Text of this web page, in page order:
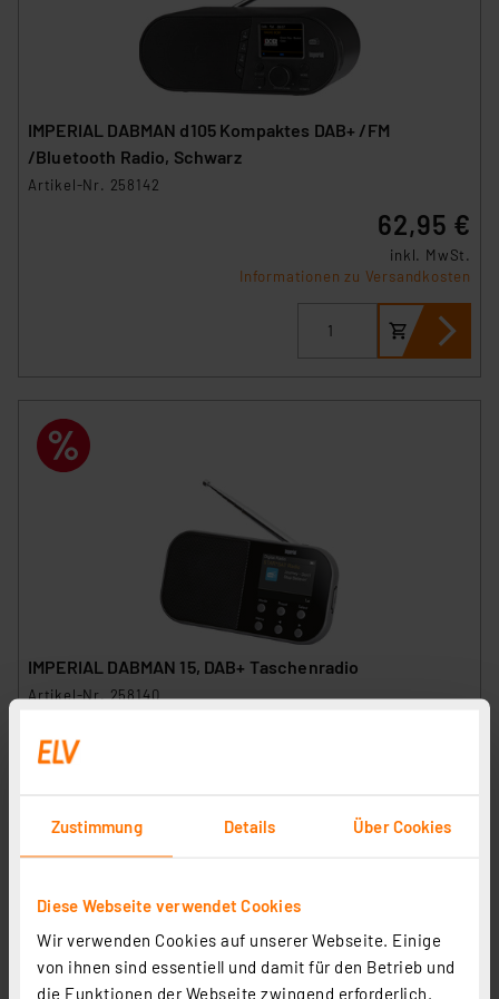
Zustimmung Details Über Cookies
Diese Webseite verwendet Cookies
Wir verwenden Cookies auf unserer Webseite. Einige
von ihnen sind essentiell und damit für den Betrieb und
die Funktionen der Webseite zwingend erforderlich.
IMPERIAL DABMAN d105 Kompaktes DAB+ /FM
/Bluetooth Radio, Schwarz
Artikel-Nr. 258142
62,95 €
inkl. MwSt.
Informationen zu Versandkosten
IMPERIAL DABMAN 15, DAB+ Taschenradio
Artikel-Nr. 258140
Informationen zu Versandkosten